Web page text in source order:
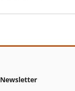
Newsletter